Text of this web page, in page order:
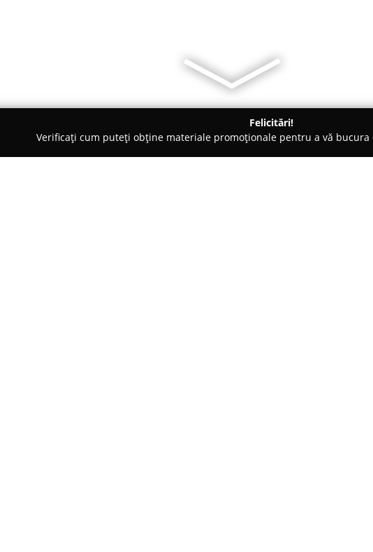
Felicitări!
Verificați cum puteți obține materiale promoționale pentru a vă bucura